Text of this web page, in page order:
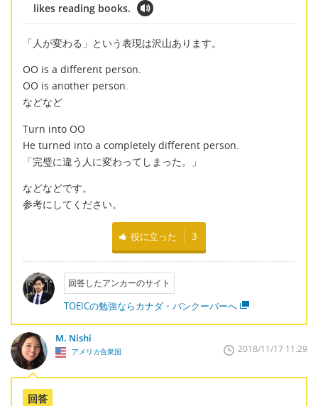
likes reading books.
「人が変わる」という表現は沢山あります。
OO is a different person.
OO is another person.
などなど
Turn into OO
He turned into a completely different person.
「完璧に違う人に変わってしまった。」
などなどです。
参考にしてください。
役に立った 3
回答したアンカーのサイト
TOEICの勉強ならカナダ・バンクーバーへ
M. Nishi
アメリカ合衆国 2018/11/17 11:29
回答